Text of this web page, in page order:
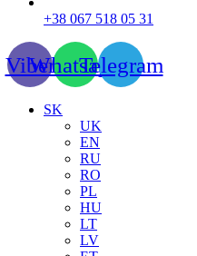
+38 067 518 05 31
ViberWhatsappTelegram
SK
UK
EN
RU
RO
PL
HU
LT
LV